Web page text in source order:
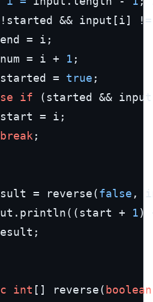
&& input[i]
				num = i +
1 ;
				started =
true ;
if (started &&
break ;
= reverse(false ,
+
1)
int [] reverse( boolean